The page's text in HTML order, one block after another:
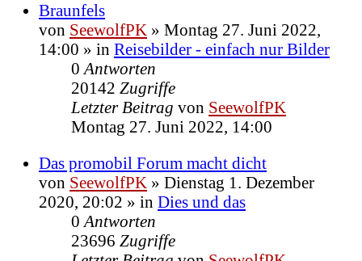
Braunfels
von SeewolfPK » Montag 27. Juni 2022,
14:00 » in Reisebilder - einfach nur Bilder
0 Antworten
20142 Zugriffe
Letzter Beitrag von SeewolfPK
Montag 27. Juni 2022, 14:00
Das promobil Forum macht dicht
von SeewolfPK » Dienstag 1. Dezember
2020, 20:02 » in Dies und das
0 Antworten
23696 Zugriffe